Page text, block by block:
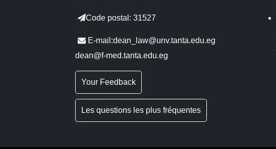
Code postal: 31527
E-mail:dean_law@unv.tanta.edu.eg
dean@f-med.tanta.edu.eg
Your Feedback
Les questions les plus fréquentes